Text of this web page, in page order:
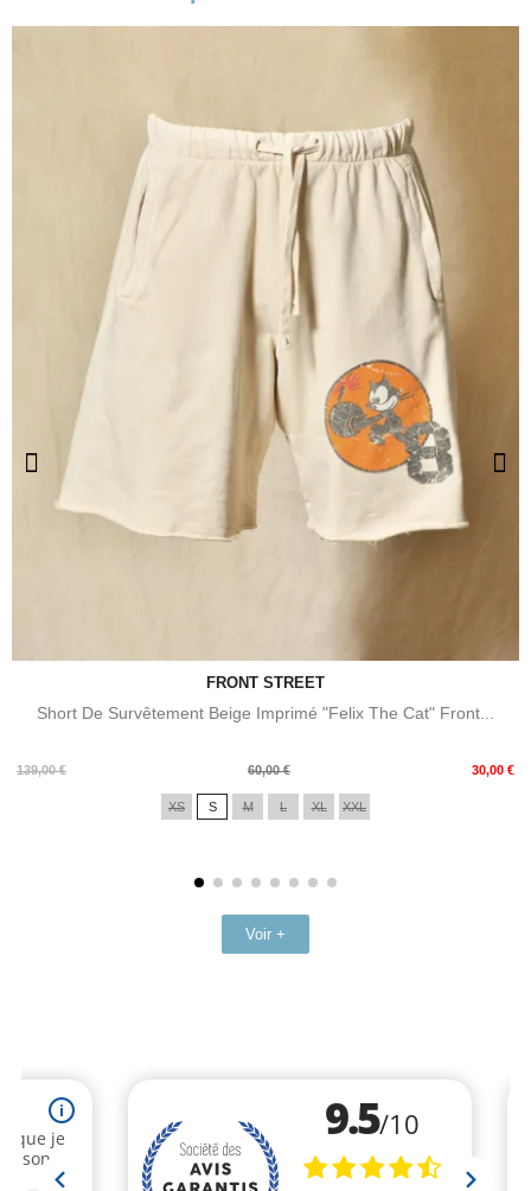
FRONT STREET
Short De Survêtement Beige Imprimé "Felix The Cat" Front...
139,00 €
Prix
60,00 € 30,00 €
Prix
XS S M L XL XXL
Voir +